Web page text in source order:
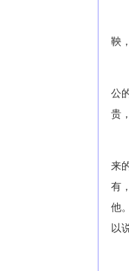
鞅
公
贵
来
有
他
以